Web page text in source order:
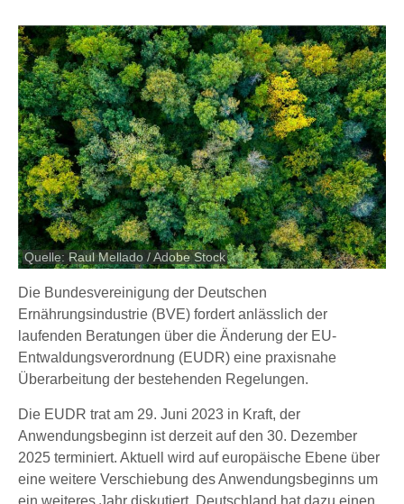
Quelle: Raul Mellado / Adobe Stock
Die Bundesvereinigung der Deutschen
Ernährungsindustrie (BVE) fordert anlässlich der
laufenden Beratungen über die Änderung der EU-
Entwaldungsverordnung (EUDR) eine praxisnahe
Überarbeitung der bestehenden Regelungen.
Die EUDR trat am 29. Juni 2023 in Kraft, der
Anwendungsbeginn ist derzeit auf den 30. Dezember
2025 terminiert. Aktuell wird auf europäische Ebene über
eine weitere Verschiebung des Anwendungsbeginns um
ein weiteres Jahr diskutiert. Deutschland hat dazu einen